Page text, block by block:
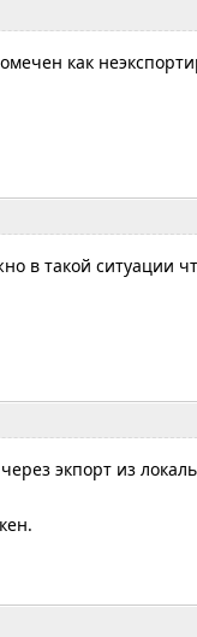
как
в такой ситуации
экпорт из